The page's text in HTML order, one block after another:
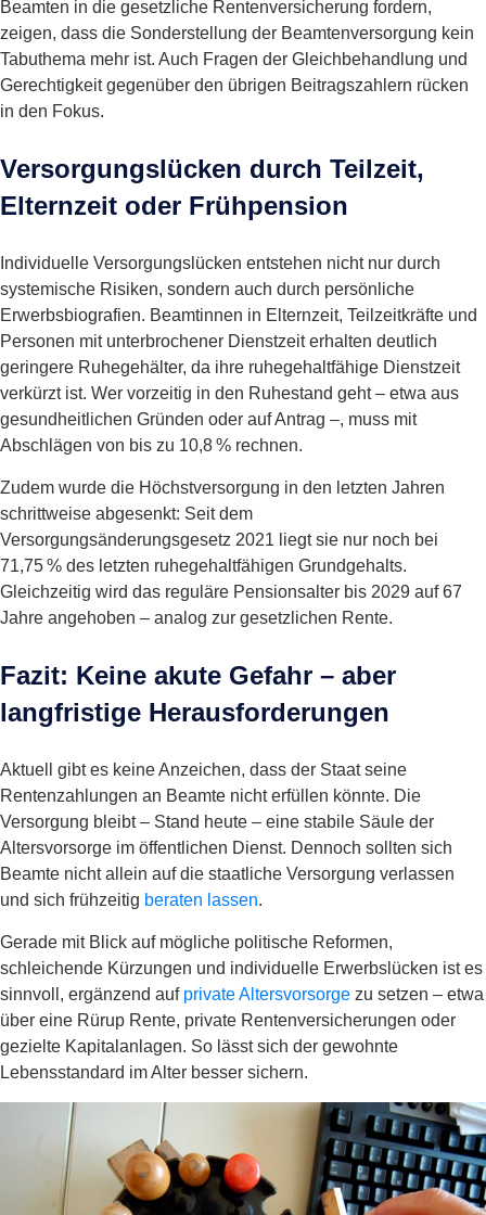
Beamten in die gesetzliche Rentenversicherung fordern,
zeigen, dass die Sonderstellung der Beamtenversorgung kein
Tabuthema mehr ist. Auch Fragen der Gleichbehandlung und
Gerechtigkeit gegenüber den übrigen Beitragszahlern rücken
in den Fokus.
Versorgungslücken durch Teilzeit,
Elternzeit oder Frühpension
Individuelle Versorgungslücken entstehen nicht nur durch
systemische Risiken, sondern auch durch persönliche
Erwerbsbiografien. Beamtinnen in Elternzeit, Teilzeitkräfte und
Personen mit unterbrochener Dienstzeit erhalten deutlich
geringere Ruhegehälter, da ihre ruhegehaltfähige Dienstzeit
verkürzt ist. Wer vorzeitig in den Ruhestand geht – etwa aus
gesundheitlichen Gründen oder auf Antrag –, muss mit
Abschlägen von bis zu 10,8 % rechnen.
Zudem wurde die Höchstversorgung in den letzten Jahren
schrittweise abgesenkt: Seit dem
Versorgungsänderungsgesetz 2021 liegt sie nur noch bei
71,75 % des letzten ruhegehaltfähigen Grundgehalts.
Gleichzeitig wird das reguläre Pensionsalter bis 2029 auf 67
Jahre angehoben – analog zur gesetzlichen Rente.
Fazit: Keine akute Gefahr – aber
langfristige Herausforderungen
Aktuell gibt es keine Anzeichen, dass der Staat seine
Rentenzahlungen an Beamte nicht erfüllen könnte. Die
Versorgung bleibt – Stand heute – eine stabile Säule der
Altersvorsorge im öffentlichen Dienst. Dennoch sollten sich
Beamte nicht allein auf die staatliche Versorgung verlassen
und sich frühzeitig beraten lassen.
Gerade mit Blick auf mögliche politische Reformen,
schleichende Kürzungen und individuelle Erwerbslücken ist es
sinnvoll, ergänzend auf private Altersvorsorge zu setzen – etwa
über eine Rürup Rente, private Rentenversicherungen oder
gezielte Kapitalanlagen. So lässt sich der gewohnte
Lebensstandard im Alter besser sichern.